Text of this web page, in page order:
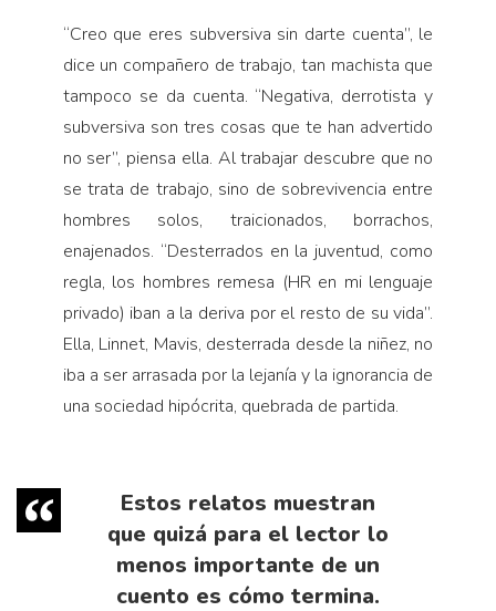
“Creo que eres subversiva sin darte cuenta”, le
dice un compañero de trabajo, tan machista que
tampoco se da cuenta. “Negativa, derrotista y
subversiva son tres cosas que te han advertido
no ser”, piensa ella. Al trabajar descubre que no
se trata de trabajo, sino de sobrevivencia entre
hombres solos, traicionados, borrachos,
enajenados. “Desterrados en la juventud, como
regla, los hombres remesa (HR en mi lenguaje
privado) iban a la deriva por el resto de su vida”.
Ella, Linnet, Mavis, desterrada desde la niñez, no
iba a ser arrasada por la lejanía y la ignorancia de
una sociedad hipócrita, quebrada de partida.
Estos relatos muestran
que quizá para el lector lo
menos importante de un
cuento es cómo termina.